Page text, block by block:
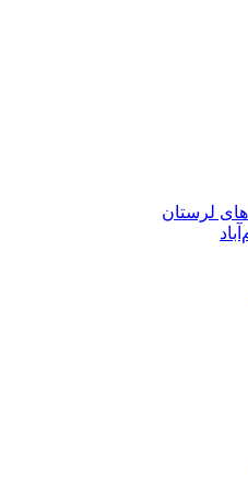
های لرستان